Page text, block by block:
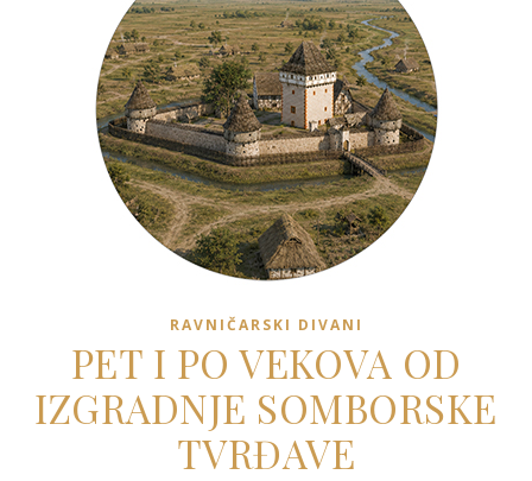
RAVNIČARSKI DIVANI
PET I PO VEKOVA OD
IZGRADNJE SOMBORSKE
TVRĐAVE